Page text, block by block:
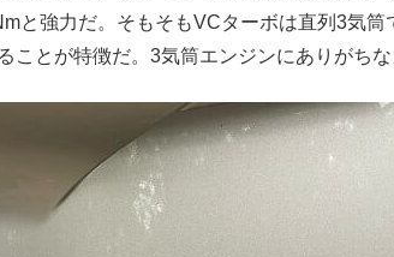
と強力だ。そもそもVCターボは直列3気
ことが特徴だ。3気筒エンジンにありがち